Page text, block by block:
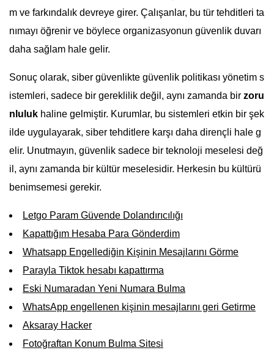
m ve farkındalık devreye girer. Çalışanlar, bu tür tehditleri ta
nımayı öğrenir ve böylece organizasyonun güvenlik duvarı
daha sağlam hale gelir.
Sonuç olarak, siber güvenlikte güvenlik politikası yönetim s
istemleri, sadece bir gereklilik değil, aynı zamanda bir zoru
nluluk haline gelmiştir. Kurumlar, bu sistemleri etkin bir şek
ilde uygulayarak, siber tehditlere karşı daha dirençli hale g
elir. Unutmayın, güvenlik sadece bir teknoloji meselesi değ
il, aynı zamanda bir kültür meselesidir. Herkesin bu kültürü
benimsemesi gerekir.
Letgo Param Güvende Dolandırıcılığı
Kapattığım Hesaba Para Gönderdim
Whatsapp Engellediğin Kişinin Mesajlarını Görme
Parayla Tiktok hesabı kapattırma
Eski Numaradan Yeni Numara Bulma
WhatsApp engellenen kişinin mesajlarını geri Getirme
Aksaray Hacker
Fotoğraftan Konum Bulma Sitesi